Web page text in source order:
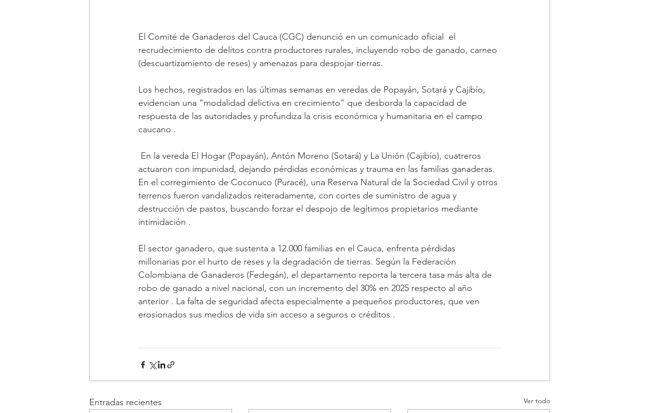
El Comité de Ganaderos del Cauca (CGC) denunció en un comunicado oficial  el
recrudecimiento de delitos contra productores rurales, incluyendo robo de ganado, carneo
(descuartizamiento de reses) y amenazas para despojar tierras.
Los hechos, registrados en las últimas semanas en veredas de Popayán, Sotará y Cajibío,
evidencian una "modalidad delictiva en crecimiento" que desborda la capacidad de
respuesta de las autoridades y profundiza la crisis económica y humanitaria en el campo
caucano .
actuaron con impunidad, dejando pérdidas económicas y trauma en las familias ganaderas.
En el corregimiento de Coconuco (Puracé), una Reserva Natural de la Sociedad Civil y otros
terrenos fueron vandalizados reiteradamente, con cortes de suministro de agua y
destrucción de pastos, buscando forzar el despojo de legítimos propietarios mediante
intimidación .
El sector ganadero, que sustenta a 12.000 familias en el Cauca, enfrenta pérdidas
millonarias por el hurto de reses y la degradación de tierras. Según la Federación
Colombiana de Ganaderos (Fedegán), el departamento reporta la tercera tasa más alta de
robo de ganado a nivel nacional, con un incremento del 30% en 2025 respecto al año
anterior . La falta de seguridad afecta especialmente a pequeños productores, que ven
erosionados sus medios de vida sin acceso a seguros o créditos .
Entradas recientes Ver todo